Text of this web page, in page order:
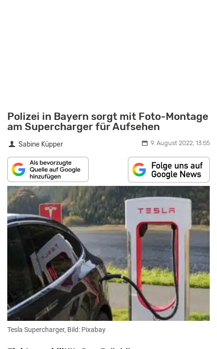
Polizei in Bayern sorgt mit Foto-Montage
am Supercharger für Aufsehen
Sabine Küpper 9. August 2022, 13:55
Tesla Supercharger, Bild: Pixabay